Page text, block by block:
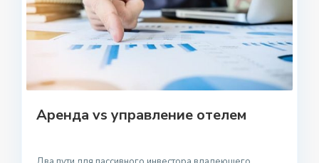
Аренда vs управление отелем